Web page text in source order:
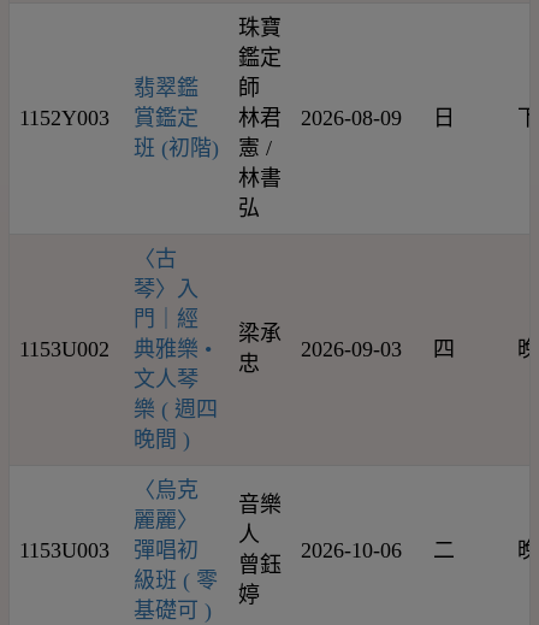
1152Y003
翡翠鑑
賞鑑定
班 (初階)
珠寶
鑑定
師
林君
憲 /
林書
弘
2026-08-09 日
1153U002
〈古
琴〉入
門｜經
典雅樂 •
文人琴
樂 ( 週四
晚間 )
梁承
忠
2026-09-03 四
1153U003
〈烏克
麗麗〉
彈唱初
級班 ( 零
基礎可 )
音樂
人
曾鈺
婷
2026-10-06 二